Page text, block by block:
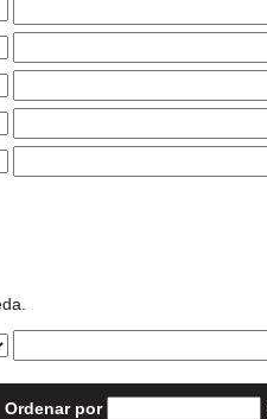
Ordenar por